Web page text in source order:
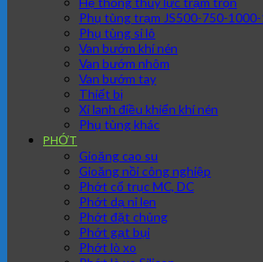
Phụ tùng trạm JS500-750-
Phụ tùng si lô
Van bướm khí nén
Van bướm nhôm
Van bướm tay
Thiết bị
Xi lanh điều khiển khí nén
Phụ tùng khác
PHỚT
Gioăng cao su
Gioăng nồi công nghiệp
Phớt cổ trục MC, DC
Phớt dạ nỉ len
Phớt đặt chủng
Phớt gạt bụi
Phớt lò xo